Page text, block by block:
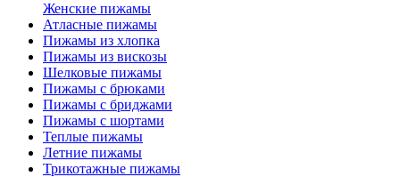
Женские пижамы
Атласные пижамы
Пижамы из хлопка
Пижамы из вискозы
Шелковые пижамы
Пижамы с брюками
Пижамы с бриджами
Пижамы с шортами
Теплые пижамы
Летние пижамы
Трикотажные пижамы